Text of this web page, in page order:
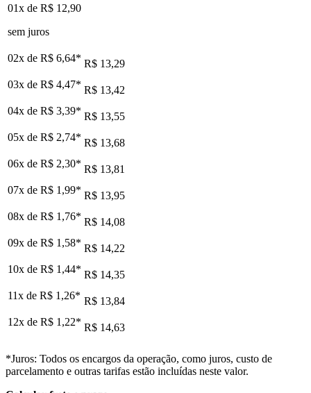
01x de R$ 12,90
sem juros
02x de R$ 6,64* R$ 13,29
03x de R$ 4,47* R$ 13,42
04x de R$ 3,39* R$ 13,55
05x de R$ 2,74* R$ 13,68
06x de R$ 2,30* R$ 13,81
07x de R$ 1,99* R$ 13,95
08x de R$ 1,76* R$ 14,08
09x de R$ 1,58* R$ 14,22
10x de R$ 1,44* R$ 14,35
11x de R$ 1,26* R$ 13,84
12x de R$ 1,22* R$ 14,63
*Juros: Todos os encargos da operação, como juros, custo de
parcelamento e outras tarifas estão incluídas neste valor.